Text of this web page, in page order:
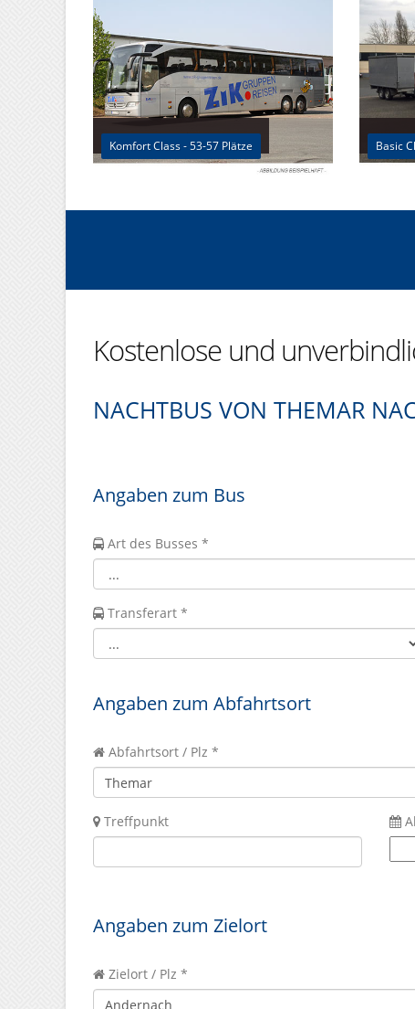
Komfort Class - 53-57 Plätze Basic
Kostenlose und
NACHTBUS VON THEMAR
Angaben zum Bus
Art des Busses *
Transferart *
Angaben zum Abfahrtsort
Abfahrtsort / Plz *
Treffpunkt
Angaben zum Zielort
Zielort / Plz *